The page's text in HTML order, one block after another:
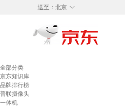
◇
送至： 北京
全部分类
京东知识库
品牌排行榜
普联摄像头
一体机